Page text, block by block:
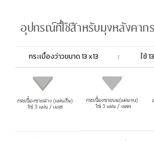
กระเบื้องว่าวขนาด 13 x13 : ใช้